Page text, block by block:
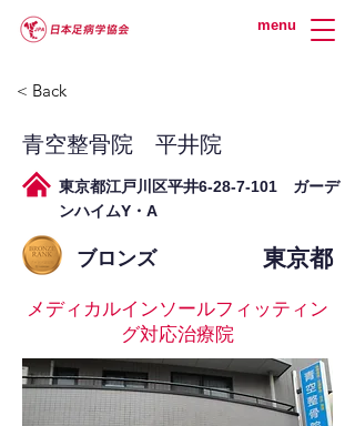
menu
< Back
青空整骨院 平井院
東京都江戸川区平井6-28-7-101 ガーデ
ンハイムY・A
ブロンズ 東京都
メディカルインソールフィッティン
グ対応治療院